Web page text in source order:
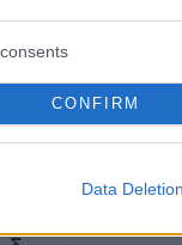
CONFIRM
Data Deletion
με το
για το
οι
τα
στη